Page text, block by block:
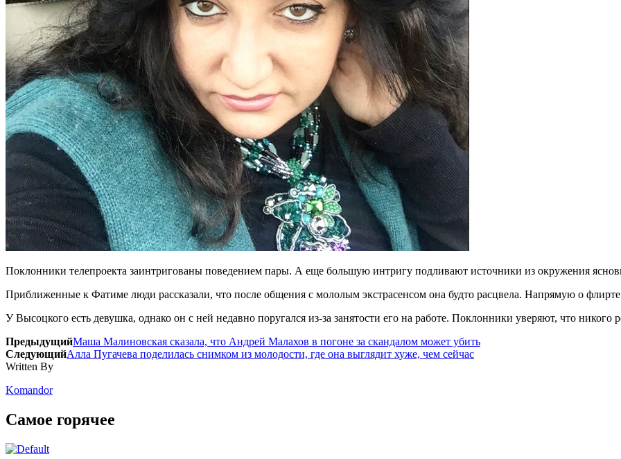
Поклонники телепроекта заинтригованы поведением пары. А еще большую интригу подливают источники из окружения
Приближенные к Фатиме люди рассказали, что после общения с мололым экстрасенсом она будто расцвела. Напрямую о
У Высоцкого есть девушка, однако он с ней недавно поругался из-за занятости его на работе. Поклонники уверяют, что
ПредыдущийМаша Малиновская сказала, что Андрей Малахов в погоне за скандалом может убить
СледующийАлла Пугачева поделилась снимком из молодости, где она выглядит хуже, чем сейчас
Written By
Komandor
Самое горячее